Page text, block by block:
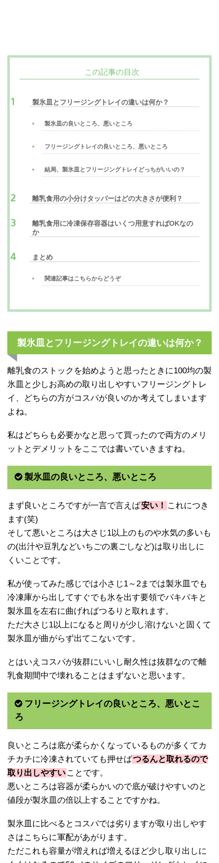
この記事の目次
製氷皿とフリージングトレイの違いは何か？
製氷皿の良いところ、悪いところ
フリージングトレイの良いところ、悪いところ
結局、製氷皿とフリージングトレイどっちがいいの？
離乳食用の小分けタッパーはどの大きさが便利？
離乳食用に冷凍保存容器はいくつ用意すればOKなの
か
まとめ
関連記事はこちらからどうぞ
製氷皿とフリージングトレイの違いは何か？
離乳食のストックを始めようと思ったときに100均の製
氷皿と少しお高めの取り出しやすいフリージングトレ
イ、どちらの方がコスパが良いのか考えてしまいます
よね。
私はどちらも必要かなと思って買ったので両方のメリ
ットとデメリットをここでは書いていきますね。
製氷皿の良いところ、悪いところ
まず良いところですが一言で言えば安い！ これにつき
ます(笑)
そして悪いところは大さじ1以上のものや水気の多いも
の(出汁や豆乳などいちごの裏ごしなど)は取り出しに
くいことです。
私が使ってみた感じでは小さじ1～2までは製氷皿でも
冷凍庫から出してすぐでも氷を出す要領でパキパキと
製氷皿を左右に曲げればつるりと取れます。
ただ大さじ1以上になると周りが少し溶けないと固くて
製氷皿が曲がらず出てこないです。
とはいえコスパが抜群にいいし耐久性は抜群なので離
乳食期間中で壊れることはまずないと思います。
フリージングトレイの良いところ、悪いとこ
ろ
良いところは底が柔らかくなっているものが多くてカ
チカチに冷凍されていても押せばつるんと取れるので
取り出しやすい ことです。
悪いところは容器が柔らかいので底が破けやすいのと
値段が製氷皿の倍以上することですかね。
製氷皿に比べるとコスパでは劣りますが取り出しやす
さはこちらに軍配があがります。
ただこれも容量が増えれば増えるほど少し取り出しに